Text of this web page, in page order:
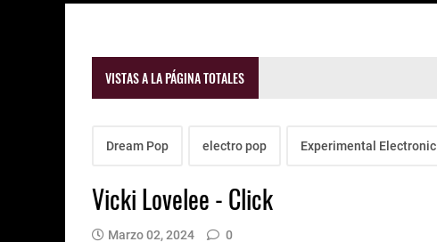
VISTAS A LA PÁGINA TOTALES
Dream Pop electro pop Experimental Electronic
Vicki Lovelee - Click
Marzo 02, 2024 0